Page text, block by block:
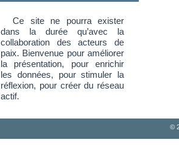
©
Ce site ne pourra exister
dans la durée qu’avec la
collaboration des acteurs de
paix. Bienvenue pour améliorer
la présentation, pour enrichir
les données, pour stimuler la
réflexion, pour créer du réseau
actif.